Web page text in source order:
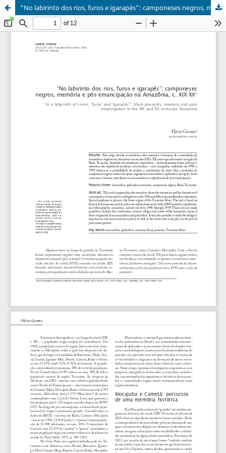
“No labirinto dos rios, furos e igarapés”: camponeses negros, memória e pós-emancipação na Amazônia, c. XIX-XX